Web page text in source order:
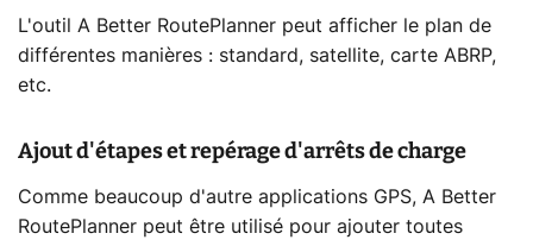
L'outil A Better RoutePlanner peut afficher le plan de
différentes manières : standard, satellite, carte ABRP,
etc.
Ajout d'étapes et repérage d'arrêts de charge
Comme beaucoup d'autre applications GPS, A Better
RoutePlanner peut être utilisé pour ajouter toutes